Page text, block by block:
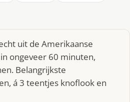
uit de Amerikaanse
ongeveer 60 minuten,
Belangrijkste
á 3 teentjes knoflook en